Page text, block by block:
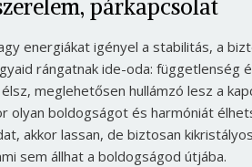
párkapcsolat
energiákat igényel a stabilitás, a
rángatnak ide-oda: függetlenség
meglehetősen hullámzó lesz a
boldogságot és harmóniát
akkor lassan, de biztosan
sem állhat a boldogságod útjába.